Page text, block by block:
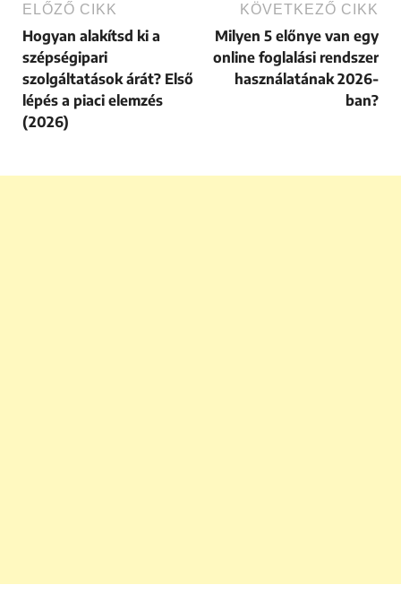
ELŐZŐ CIKK
Hogyan alakítsd ki a
szépségipari
szolgáltatások árát? Első
lépés a piaci elemzés
(2026)
KÖVETKEZŐ CIKK
Milyen 5 előnye van egy
online foglalási rendszer
használatának 2026-
ban?